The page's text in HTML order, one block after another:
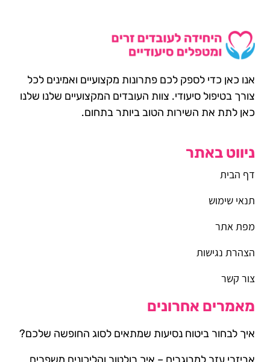
אנו כאן כדי לספק לכם פתרונות מקצועיים ואמינים לכל
צורך בטיפול סיעודי. צוות העובדים המקצועיים שלנו שלנו
כאן לתת את השירות הטוב ביותר בתחום.
ניווט באתר
דף הבית
תנאי שימוש
מפת אתר
הצהרת נגישות
צור קשר
מאמרים אחרונים
איך לבחור ביטוח נסיעות שמתאים לסוג החופשה שלכם?